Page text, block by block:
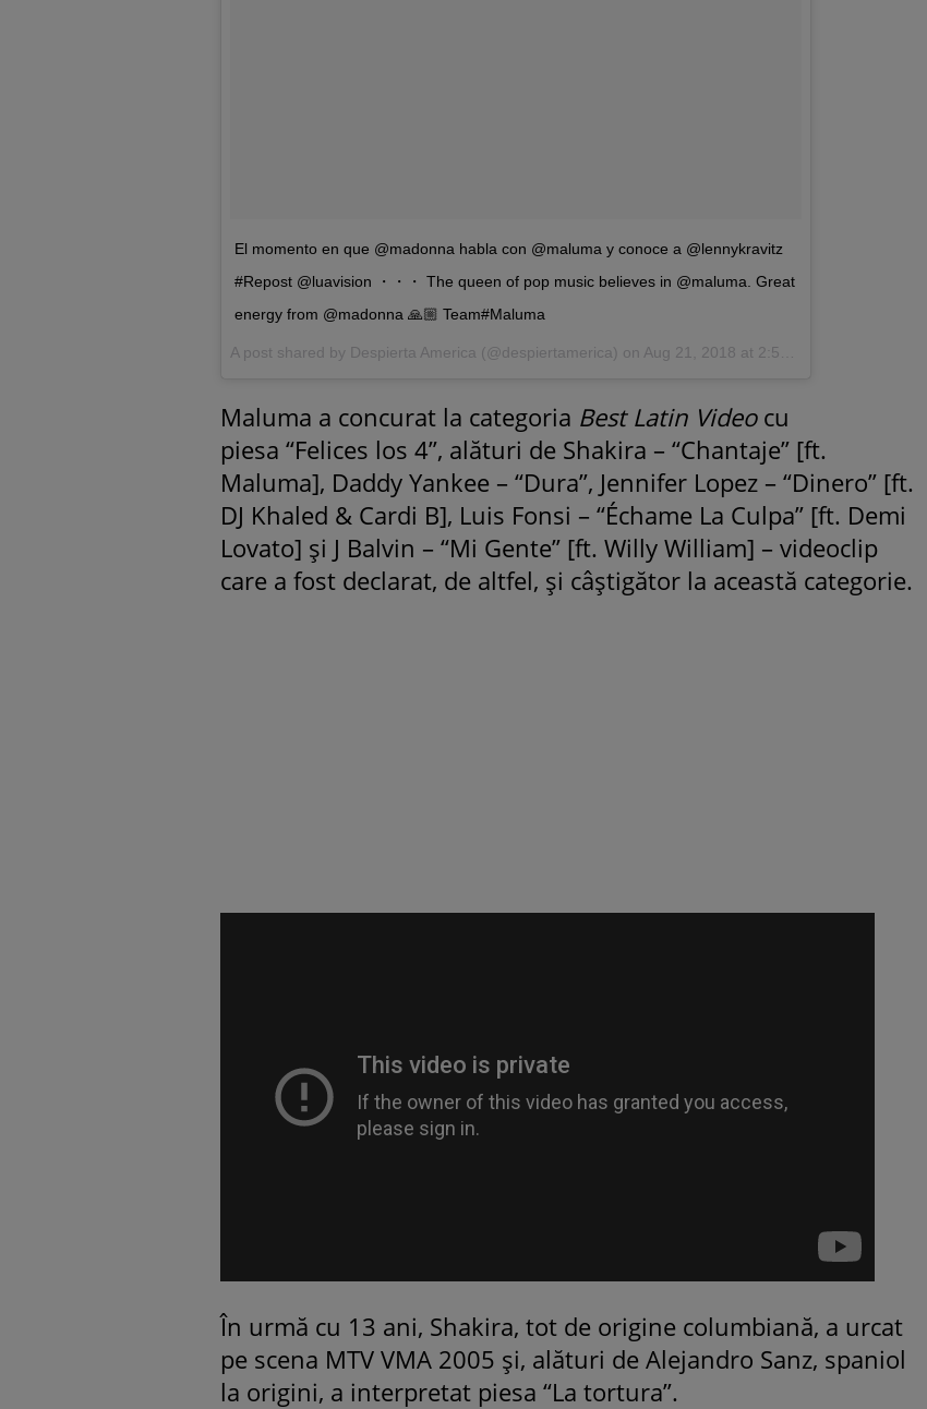
El momento en que @madonna habla con @maluma y conoce a @lennykravitz
#Repost @luavision ・・・ The queen of pop music believes in @maluma. Great
energy from @madonna 🙏🏼 Team#Maluma
A post shared by Despierta America (@despiertamerica) on Aug 21, 2018 at 2:58am PDT
Maluma a concurat la categoria Best Latin Videocu
piesa “Felices los 4”, alături de Shakira – “Chantaje” [ft.
Maluma], Daddy Yankee – “Dura”, Jennifer Lopez – “Dinero” [ft.
DJ Khaled & Cardi B], Luis Fonsi – “Échame La Culpa” [ft. Demi
Lovato] și J Balvin – “Mi Gente” [ft. Willy William] – videoclip
care a fost declarat, de altfel, și câștigător la această categorie.
În urmă cu 13 ani, Shakira, tot de origine columbiană, a urcat
pe scena MTV VMA 2005 și, alături de Alejandro Sanz, spaniol
la origini, a interpretat piesa “La tortura”.